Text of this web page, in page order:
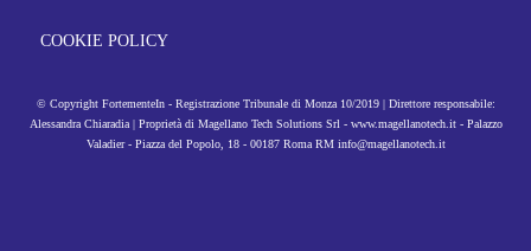
COOKIE POLICY
© Copyright FortementeIn - Registrazione Tribunale di Monza 10/2019 | Direttore responsabile:
Alessandra Chiaradia | Proprietà di Magellano Tech Solutions Srl - www.magellanotech.it - Palazzo
Valadier - Piazza del Popolo, 18 - 00187 Roma RM info@magellanotech.it